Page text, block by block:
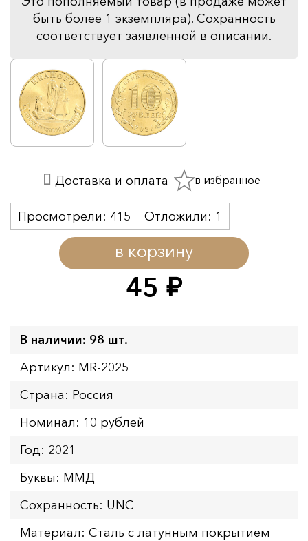
быть более 1 экземпляра). Сохранность
соответствует заявленной в описании.
45 руб.
в корзину
Просмотрели: 415 Отложили: 1
Доставка и оплата в избранное
В наличии: 98 шт.
Артикул: MR-2025
Страна: Россия
Номинал: 10 рублей
Год: 2021
Буквы: ММД
Сохранность: UNC
Материал: Сталь с латунным покрытием